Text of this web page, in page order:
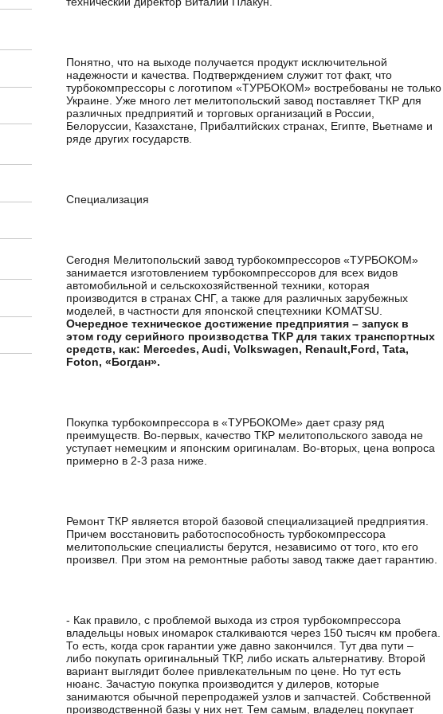
Понятно, что на выходе получается продукт исключительной
надежности и качества. Подтверждением служит тот факт, что
турбокомпрессоры с логотипом «ТУРБОКОМ» востребованы не только
Украине. Уже много лет мелитопольский завод поставляет ТКР для
различных предприятий и торговых организаций в России,
Белоруссии, Казахстане, Прибалтийских странах, Египте, Вьетнаме и
ряде других государств.
Специализация
Сегодня Мелитопольский завод турбокомпрессоров «ТУРБОКОМ»
занимается изготовлением турбокомпрессоров для всех видов
автомобильной и сельскохозяйственной техники, которая
производится в странах СНГ, а также для различных зарубежных
моделей, в частности для японской спецтехники KOMATSU.
Очередное техническое достижение предприятия – запуск в
этом году серийного производства ТКР для таких транспортных
средств, как: Mercedes, Audi, Volkswagen, Renault,Ford, Tata,
Foton, «Богдан».
Покупка турбокомпрессора в «ТУРБОКОМе» дает сразу ряд
преимуществ. Во-первых, качество ТКР мелитопольского завода не
уступает немецким и японским оригиналам. Во-вторых, цена вопроса
примерно в 2-3 раза ниже.
Ремонт ТКР является второй базовой специализацией предприятия.
Причем восстановить работоспособность турбокомпрессора
мелитопольские специалисты берутся, независимо от того, кто его
произвел. При этом на ремонтные работы завод также дает гарантию.
- Как правило, с проблемой выхода из строя турбокомпрессора
владельцы новых иномарок сталкиваются через 150 тысяч км пробега.
То есть, когда срок гарантии уже давно закончился. Тут два пути –
либо покупать оригинальный ТКР, либо искать альтернативу. Второй
вариант выглядит более привлекательным по цене. Но тут есть
нюанс. Зачастую покупка производится у дилеров, которые
занимаются обычной перепродажей узлов и запчастей. Собственной
производственной базы у них нет. Тем самым, владелец покупает